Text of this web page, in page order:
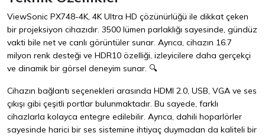
ViewSonic PX748-4K, 4K Ultra HD çözünürlüğü ile dikkat çeken
bir projeksiyon cihazıdır. 3500 lümen parlaklığı sayesinde, gündüz
vakti bile net ve canlı görüntüler sunar. Ayrıca, cihazın 16.7
milyon renk desteği ve HDR10 özelliği, izleyicilere daha gerçekçi
ve dinamik bir görsel deneyim sunar. 🔍
Cihazın bağlantı seçenekleri arasında HDMI 2.0, USB, VGA ve ses
çıkışı gibi çeşitli portlar bulunmaktadır. Bu sayede, farklı
cihazlarla kolayca entegre edilebilir. Ayrıca, dahili hoparlörler
sayesinde harici bir ses sistemine ihtiyaç duymadan da kaliteli bir